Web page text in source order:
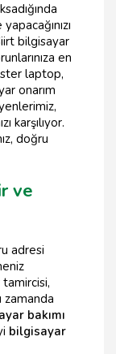
bilgisayar
en
laptop,
onarım
karşılıyor.
doğru
ve
adresi
zamanda
bakımı
bilgisayar